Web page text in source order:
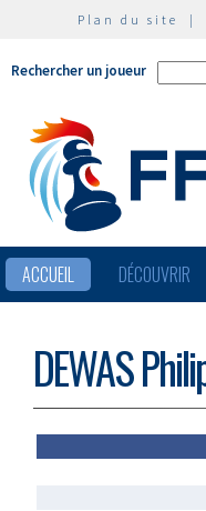
Plan du site |
Rechercher un joueur
ACCUEIL DÉCOUVRIR
DEWAS